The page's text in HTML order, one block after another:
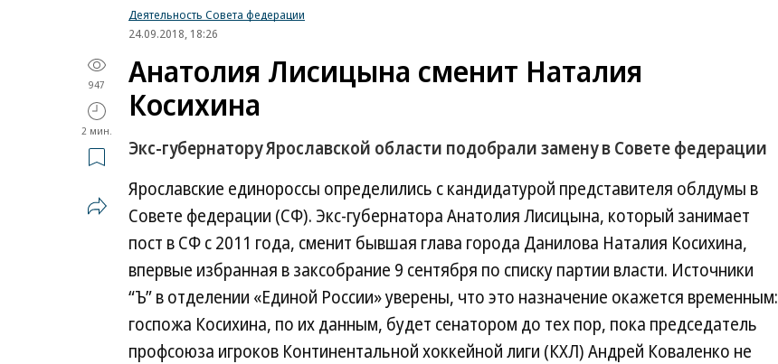
Деятельность Совета федерации
24.09.2018, 18:26
947
2 мин.
Анатолия Лисицына сменит Наталия
Косихина
Экс-губернатору Ярославской области подобрали замену в Совете федерации
Ярославские единороссы определились с кандидатурой представителя облдумы в
Совете федерации (СФ). Экс-губернатора Анатолия Лисицына, который занимает
пост в СФ с 2011 года, сменит бывшая глава города Данилова Наталия Косихина,
впервые избранная в заксобрание 9 сентября по списку партии власти. Источники
“Ъ” в отделении «Единой России» уверены, что это назначение окажется временным:
госпожа Косихина, по их данным, будет сенатором до тех пор, пока председатель
профсоюза игроков Континентальной хоккейной лиги (КХЛ) Андрей Коваленко не